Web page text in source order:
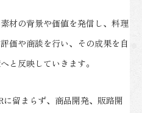
材の背景や価値を発信し、料理
価や商談を行い、その成果を自
と反映していきます。
留まらず、商品開発、販路開